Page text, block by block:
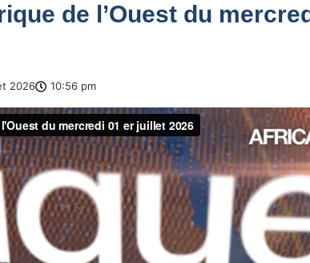
de l’Ouest du
2026 10:56 pm